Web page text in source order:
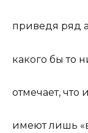
приведя ряд
какого бы то
отмечает, что
имеют лишь